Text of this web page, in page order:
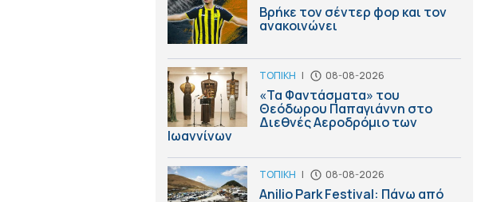
Βρήκε τον σέντερ φορ και τον
ανακοινώνει
ΤΟΠΙΚΗ | 08-08-2026
«Τα Φαντάσματα» του
Θεόδωρου Παπαγιάννη στο
Διεθνές Αεροδρόμιο των
Ιωαννίνων
ΤΟΠΙΚΗ | 08-08-2026
Anilio Park Festival: Πάνω από